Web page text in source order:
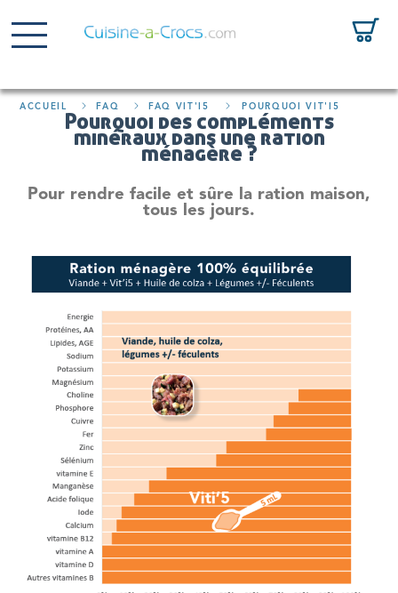
ACCUEIL FAQ FAQ VIT'I5 POURQUOI VIT'I5
Pourquoi des compléments
minéraux dans une ration
ménagère ?
Pour rendre facile et sûre la ration maison,
tous les jours.